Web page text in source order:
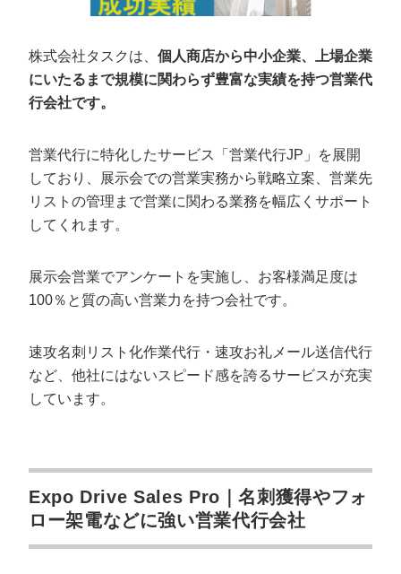
株式会社タスクは、 個人商店から中小企業、上場企業
にいたるまで規模に関わらず豊富な実績を持つ営業代
行会社です。
営業代行に特化したサービス「営業代行JP」を展開
しており、展示会での営業実務から戦略立案、営業先
リストの管理まで営業に関わる業務を幅広くサポート
してくれます。
展示会営業でアンケートを実施し、お客様満足度は
100％と質の高い営業力を持つ会社です。
速攻名刺リスト化作業代行・速攻お礼メール送信代行
など、他社にはないスピード感を誇るサービスが充実
しています。
Expo Drive Sales Pro｜名刺獲得やフォ
ロー架電などに強い営業代行会社